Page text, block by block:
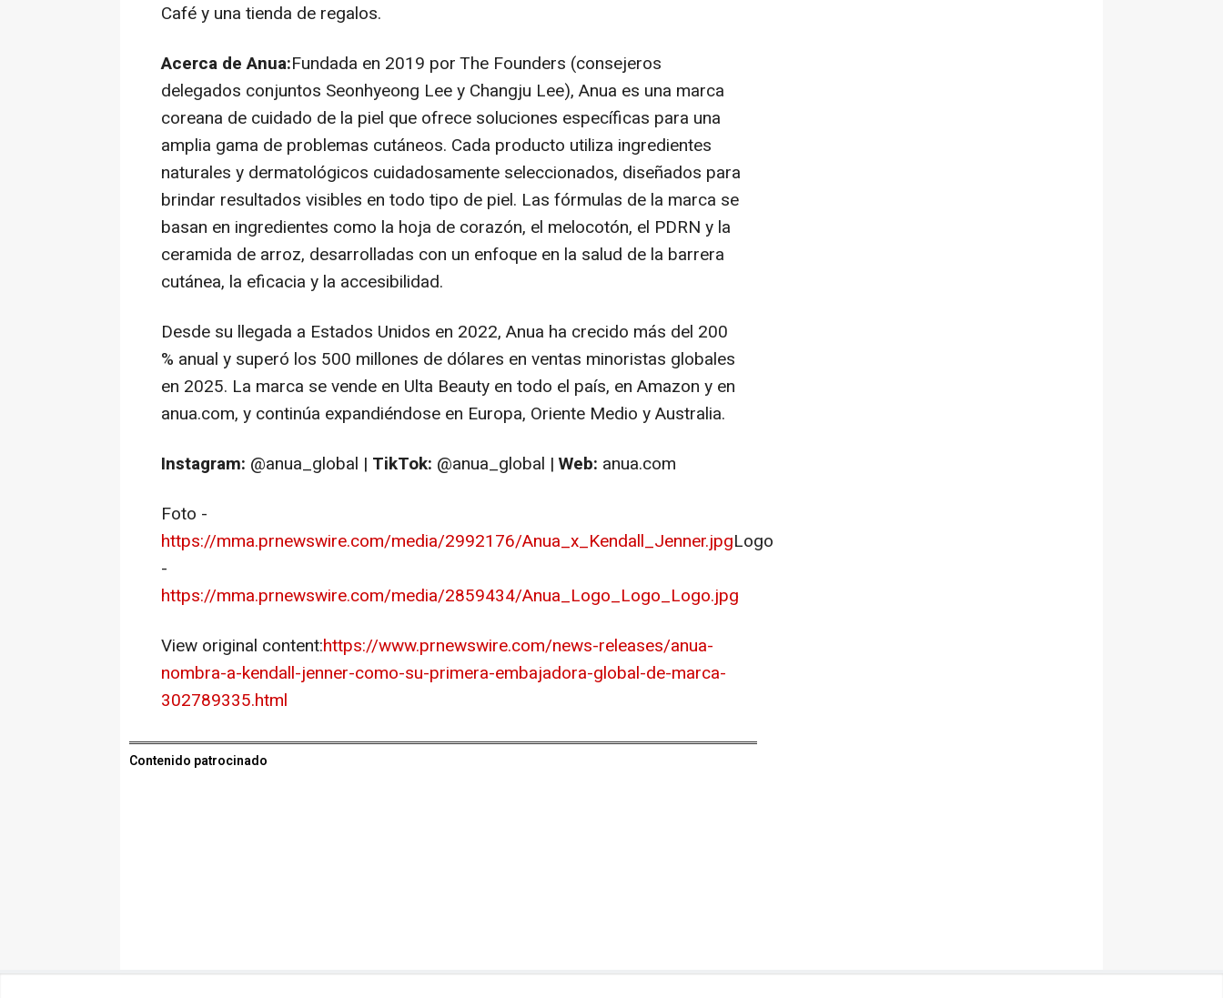
Café y una tienda de regalos.
Acerca de Anua:Fundada en 2019 por The Founders (consejeros
delegados conjuntos Seonhyeong Lee y Changju Lee), Anua es una marca
coreana de cuidado de la piel que ofrece soluciones específicas para una
amplia gama de problemas cutáneos. Cada producto utiliza ingredientes
naturales y dermatológicos cuidadosamente seleccionados, diseñados para
brindar resultados visibles en todo tipo de piel. Las fórmulas de la marca se
basan en ingredientes como la hoja de corazón, el melocotón, el PDRN y la
ceramida de arroz, desarrolladas con un enfoque en la salud de la barrera
cutánea, la eficacia y la accesibilidad.
Desde su llegada a Estados Unidos en 2022, Anua ha crecido más del 200
% anual y superó los 500 millones de dólares en ventas minoristas globales
en 2025. La marca se vende en Ulta Beauty en todo el país, en Amazon y en
anua.com, y continúa expandiéndose en Europa, Oriente Medio y Australia.
Instagram: @anua_global | TikTok: @anua_global | Web: anua.com
Foto -
https://mma.prnewswire.com/media/2992176/Anua_x_Kendall_Jenner.jpgLogo
-
https://mma.prnewswire.com/media/2859434/Anua_Logo_Logo_Logo.jpg
View original content:https://www.prnewswire.com/news-releases/anua-
nombra-a-kendall-jenner-como-su-primera-embajadora-global-de-marca-
302789335.html
Contenido patrocinado